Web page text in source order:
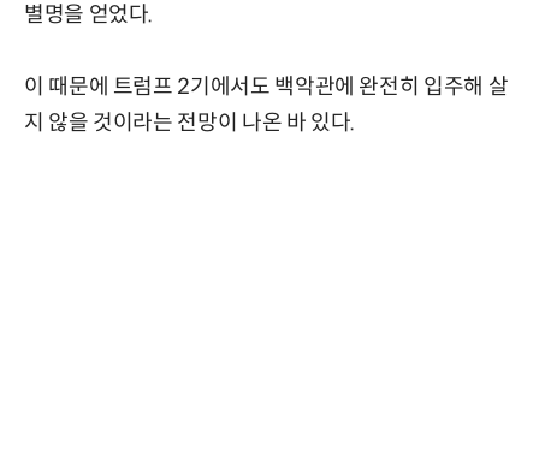
별명을 얻었다.
이 때문에 트럼프 2기에서도 백악관에 완전히 입주해 살
지 않을 것이라는 전망이 나온 바 있다.